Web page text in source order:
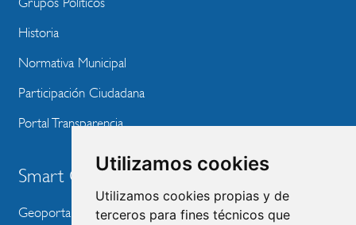
Utilizamos cookies
Utilizamos cookies propias y de
terceros para fines técnicos que
Historia
Normativa Municipal
Participación Ciudadana
Portal Transparencia
Smart City
Geoportal